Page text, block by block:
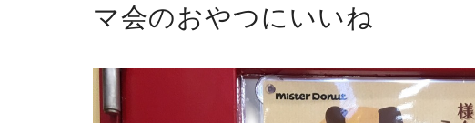
マ会のおやつにいいね